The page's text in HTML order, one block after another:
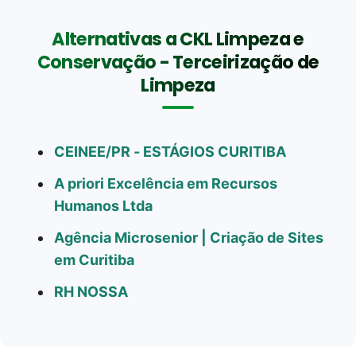
Alternativas a CKL Limpeza e
Conservação - Terceirização de
Limpeza
CEINEE/PR - ESTÁGIOS CURITIBA
A priori Excelência em Recursos
Humanos Ltda
Agência Microsenior | Criação de Sites
em Curitiba
RH NOSSA